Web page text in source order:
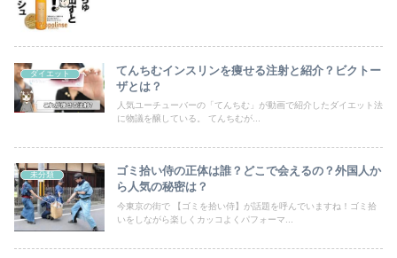
ダイエット
てんちむインスリンを痩せる注射と紹介？ビクトー
ザとは？
人気ユーチューバーの「てんちむ」が動画で紹介したダイエット法
に物議を醸している。 てんちむが...
未分類
ゴミ拾い侍の正体は誰？どこで会えるの？外国人か
ら人気の秘密は？
今東京の街で 【ゴミを拾い侍】が話題を呼んでいますね！ゴミ拾
いをしながら楽しくカッコよくパフォーマ...